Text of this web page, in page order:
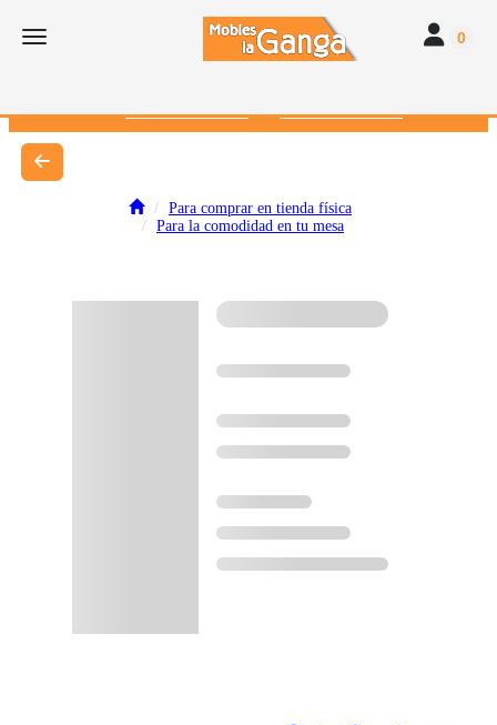
Toggle navigation Toggle
0
Para comprar en tienda física
Para la comodidad en tu mesa